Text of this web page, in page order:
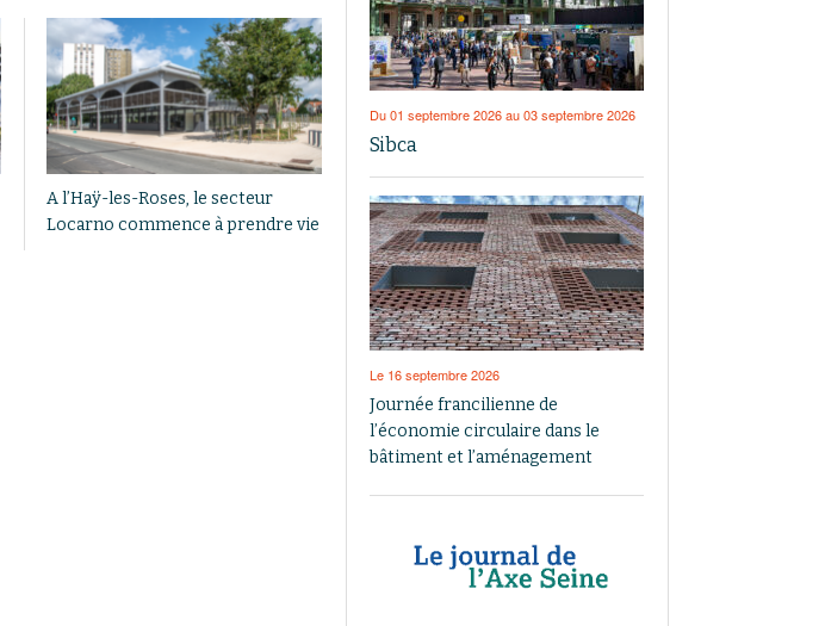
A l’Haÿ-les-Roses, le secteur
Locarno commence à prendre vie
Du 01 septembre 2026 au 03 septembre 2026
Sibca
Le 16 septembre 2026
Journée francilienne de
l’économie circulaire dans le
bâtiment et l’aménagement